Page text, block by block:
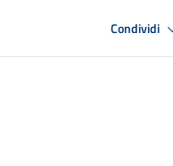
Condividi